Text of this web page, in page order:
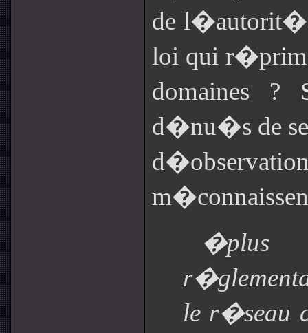
de l�autorit�
loi qui
domaines
d�nu�s de
le r�seau